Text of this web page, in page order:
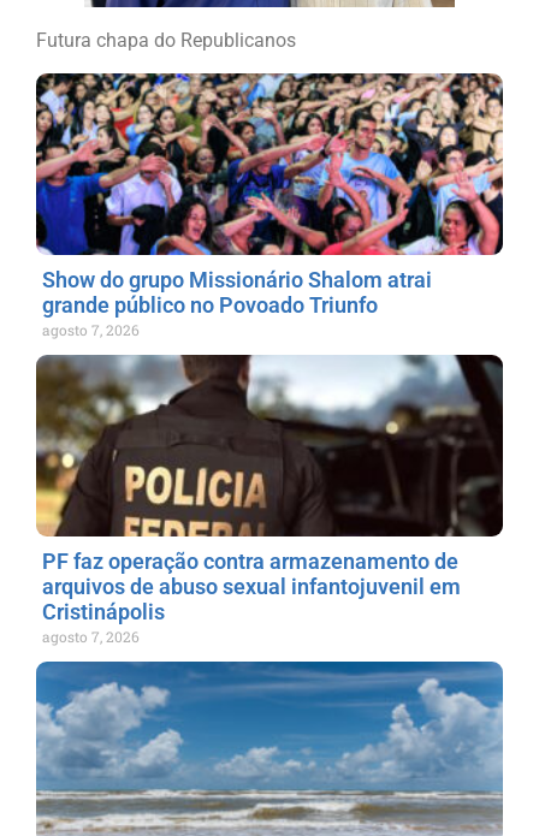
Futura chapa do Republicanos
Show do grupo Missionário Shalom atrai
grande público no Povoado Triunfo
agosto 7, 2026
PF faz operação contra armazenamento de
arquivos de abuso sexual infantojuvenil em
Cristinápolis
agosto 7, 2026